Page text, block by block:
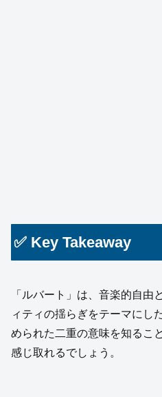
✅ Key Takeaway
「ルバート」は、音楽的自由
ィティの揺らぎをテーマにし
められた二重の意味を知るこ
感じ取れるでしょう。